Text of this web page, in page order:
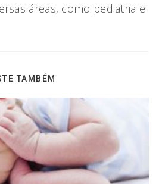
áreas, como pediatria e
TAMBÉM